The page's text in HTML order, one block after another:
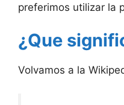
preferimos utilizar la
¿Que
Volvamos a la